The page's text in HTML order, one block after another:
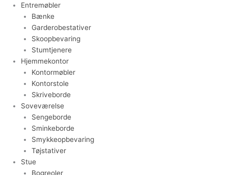
Entremøbler
Bænke
Garderobestativer
Skoopbevaring
Stumtjenere
Hjemmekontor
Kontormøbler
Kontorstole
Skriveborde
Soveværelse
Sengeborde
Sminkeborde
Smykkeopbevaring
Tøjstativer
Stue
Bogreoler